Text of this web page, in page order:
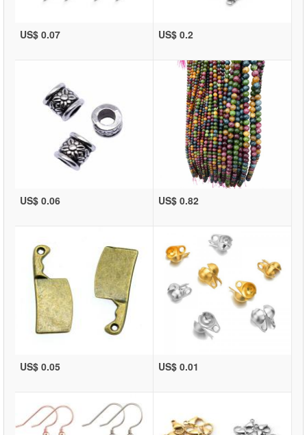
US$ 0.07 US$ 0.2
US$ 0.06 US$ 0.82
US$ 0.05 US$ 0.01